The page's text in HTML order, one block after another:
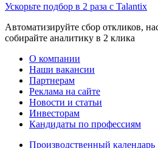
Ускорьте подбор в 2 раза с Talantix
Автоматизируйте сбор откликов,
собирайте аналитику в 2 клика
О компании
Наши вакансии
Партнерам
Реклама на сайте
Новости и статьи
Инвесторам
Кандидаты по профессиям
Производственный календарь